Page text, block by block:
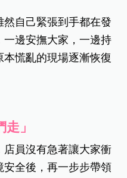
自己緊張到手都在發
邊安撫大家，一邊持
慌亂的現場逐漸恢復
」
員沒有急著讓大家衝
全後，再一步步帶領